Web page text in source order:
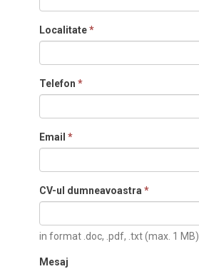
Localitate*
Telefon *
Email *
CV-ul dumneavoastra *
in format .doc, .pdf, .txt (max. 1 MB)
Mesaj